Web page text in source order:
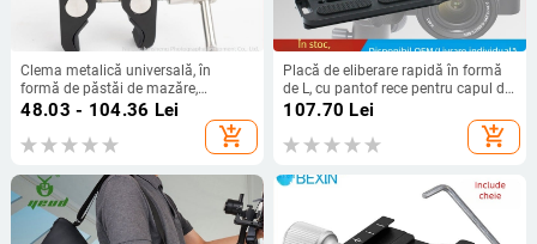
Clema metalică universală, în
formă de păstăi de mazăre,
montură reglabilă pentru monitor
foto, versiuni lungă și scurtă,
adaptor pentru hot shoe
48.03 - 104.36 Lei
add_shopping_cart
Placă de eliberare rapidă în formă
de L, cu pantof rece pentru capul de
trepied DSLR, aliaj de aluminiu
107.70 Lei
add_shopping_cart